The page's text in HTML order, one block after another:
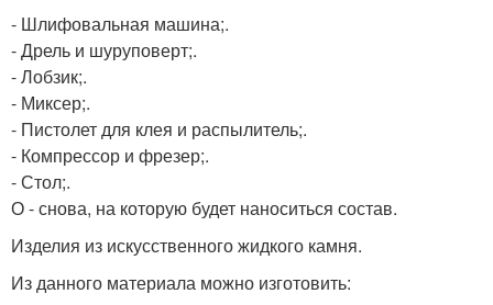
- Шлифовальная машина;.
- Дрель и шуруповерт;.
- Лобзик;.
- Миксер;.
- Пистолет для клея и распылитель;.
- Компрессор и фрезер;.
- Стол;.
О - снова, на которую будет наноситься состав.
Изделия из искусственного жидкого камня.
Из данного материала можно изготовить: